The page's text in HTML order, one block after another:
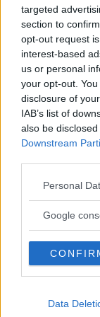
targeted
section to
opt-out request
interest-based
us or personal
your opt-out.
disclosure of
IAB’s list of
also be
Downstream
Please note that
not limited to
use your data
consent section.
Personal
Google
Data
förbättring av
förstärkta.
I fallet med
ett experiment,
till i oktober
Mer
bilar i